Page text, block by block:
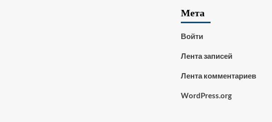
Мета
Войти
Лента записей
Лента комментариев
WordPress.org